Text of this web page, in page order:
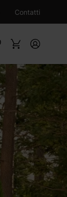
Contatti